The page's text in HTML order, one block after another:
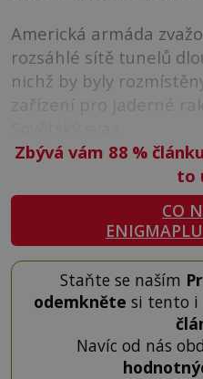
Americká armáda
rozsáhlé sítě tunelů
nichž by byly
zařízení pro jaderné
Zbývá vám 88 %
to
CO
Staňte se naším
odemkněte si tento i
Navíc od nás